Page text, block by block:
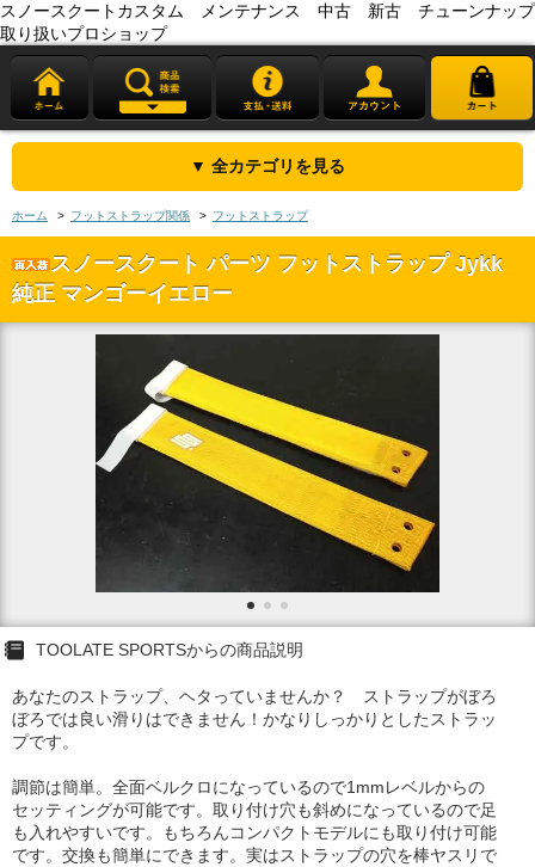
スノースクートカスタム メンテナンス 中古 新古 チューンナップ
取り扱いプロショップ
▼ 全カテゴリを見る
ホーム > フットストラップ関係 > フットストラップ
スノースクート パーツ フットストラップ Jykk
純正 マンゴーイエロー
TOOLATE SPORTSからの商品説明
あなたのストラップ、ヘタっていませんか？ ストラップがぼろ
ぼろでは良い滑りはできません！かなりしっかりとしたストラッ
プです。
調節は簡単。全面ベルクロになっているので1mmレベルからの
セッティングが可能です。取り付け穴も斜めになっているので足
も入れやすいです。もちろんコンパクトモデルにも取り付け可能
です。交換も簡単にできます。実はストラップの穴を棒ヤスリで